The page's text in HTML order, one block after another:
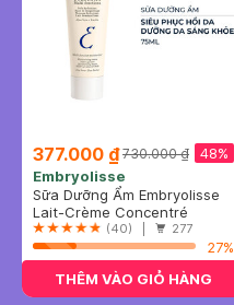
377.000 ₫ 48%
730.000 ₫
Embryolisse
Sữa Dưỡng Ẩm Embryolisse
Siêu Phục Hồi Da 75ml
Lait-Crème Concentré
(40) | 277
27%
THÊM VÀO GIỎ HÀNG